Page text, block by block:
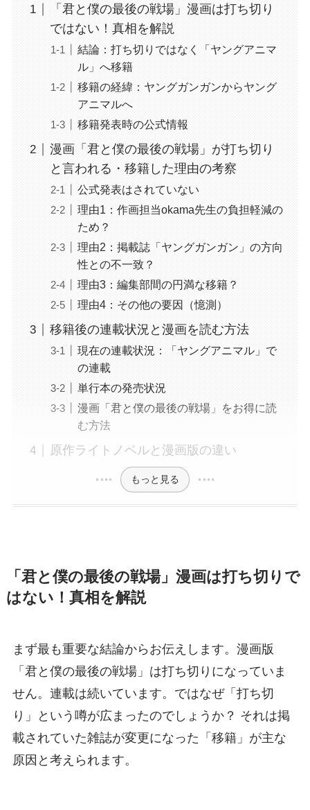
「君と僕の最後の戦場」漫画は打ち切り
ではない！真相を解説
結論：打ち切りではなく「ヤングアニマ
ル」へ移籍
移籍の経緯：ヤングガンガンからヤング
アニマルへ
移籍発表時の公式情報
漫画「君と僕の最後の戦場」が打ち切り
と言われる・移籍した理由の考察
公式発表はされていない
理由1：作画担当okama先生の負担軽減の
ため？
理由2：掲載誌「ヤングガンガン」の方向
性との不一致？
理由3：編集部間の円満な移籍？
理由4：その他の要因（憶測）
移籍後の連載状況と漫画を読む方法
現在の連載状況：「ヤングアニマル」で
の連載
単行本の発売状況
漫画「君と僕の最後の戦場」をお得に読
む方法
原作ライトノベルと漫画版の違い
もっと見る
「君と僕の最後の戦場」漫画は打ち切りで
はない！真相を解説
まず最も重要な結論からお伝えします。漫画版
「君と僕の最後の戦場」は打ち切りになっていま
せん。連載は続いています。ではなぜ「打ち切
り」という噂が広まったのでしょうか？ それは掲
載されていた雑誌が変更になった「移籍」が主な
原因と考えられます。